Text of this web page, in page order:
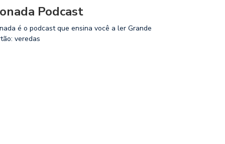
Podcast
é o podcast que ensina você a ler Grande
veredas